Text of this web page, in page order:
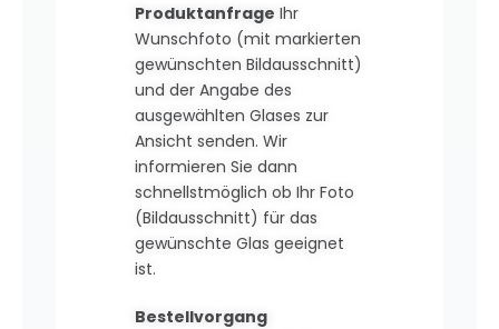
Produktanfrage Ihr
Wunschfoto (mit markierten
gewünschten Bildausschnitt)
und der Angabe des
ausgewählten Glases zur
Ansicht senden. Wir
informieren Sie dann
schnellstmöglich ob Ihr Foto
(Bildausschnitt) für das
gewünschte Glas geeignet
ist.
Bestellvorgang